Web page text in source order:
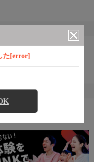
た[error]